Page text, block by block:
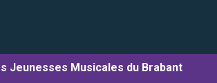
Jeunesses Musicales du Brabant